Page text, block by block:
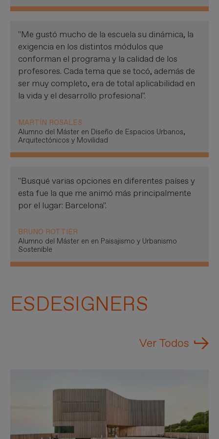
"Me gustó mucho de la escuela su dinámica, la
exigencia en los distintos módulos que
conforman el programa y la calidad de los
profesores. Cada tema que se tocó, además de
ser muy completo, era de total aplicabilidad en
la vida y el desarrollo profesional".
MARTÍN ROSALES
Alumno del Máster en Diseño de Espacios Urbanos,
Arquitectónicos y Movilidad
"Busqué varias opciones en diferentes países y
esta fue la que me animó más principalmente
por el lugar: Barcelona".
BRUNO ROTTIER
Alumno del Máster en en Paisajismo y Urbanismo
Sostenible
ESDESIGNERS
Ver Todos